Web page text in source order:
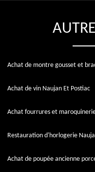
Achat de montre gousset et
Achat de vin Naujan Et Postiac
Achat fourrures et
Restauration d'horlogerie
Achat de poupée ancienne